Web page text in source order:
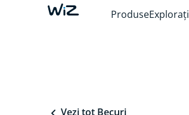
Produse
Vezi tot Becuri